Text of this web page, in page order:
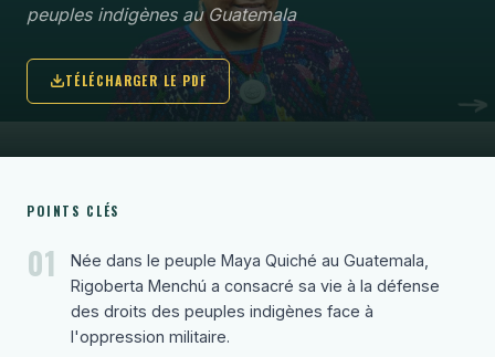
peuples indigènes au Guatemala
TÉLÉCHARGER LE PDF
POINTS CLÉS
01
Née dans le peuple Maya Quiché au Guatemala,
Rigoberta Menchú a consacré sa vie à la défense
des droits des peuples indigènes face à
l'oppression militaire.